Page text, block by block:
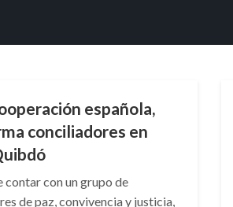
española,
conciliadores en
contar con un grupo de
de paz, convivencia y justicia,